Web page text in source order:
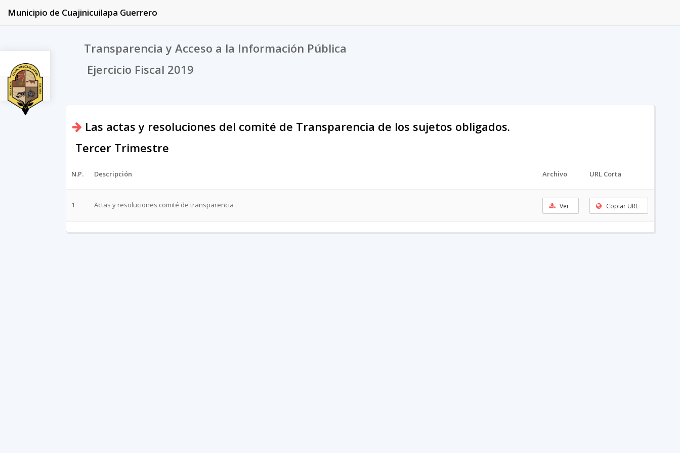
2019
Municipio de Cuajinicuilapa Guerrero
Transparencia y Acceso a la Información Pública
Ejercicio Fiscal 2019
Las actas y resoluciones del comité de Transparencia de los sujetos obligados.
Tercer Trimestre
N.P. Descripción Archivo URL Corta
1 Actas y resoluciones comité de transparencia . Ver Copiar URL